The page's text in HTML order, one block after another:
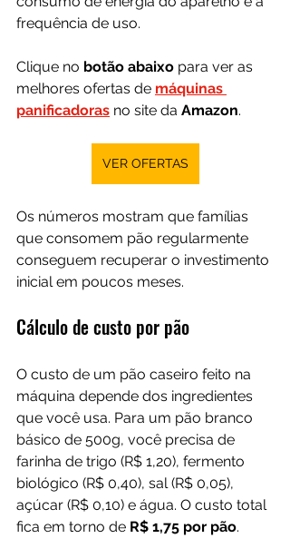
frequência de uso.
Clique no botão abaixo para ver as
melhores ofertas de máquinas
panificadoras no site da Amazon.
VER OFERTAS
Os números mostram que famílias
que consomem pão regularmente
conseguem recuperar o investimento
inicial em poucos meses.
Cálculo de custo por pão
O custo de um pão caseiro feito na
máquina depende dos ingredientes
que você usa. Para um pão branco
básico de 500g, você precisa de
farinha de trigo (R$ 1,20), fermento
biológico (R$ 0,40), sal (R$ 0,05),
açúcar (R$ 0,10) e água. O custo total
fica em torno de R$ 1,75 por pão.